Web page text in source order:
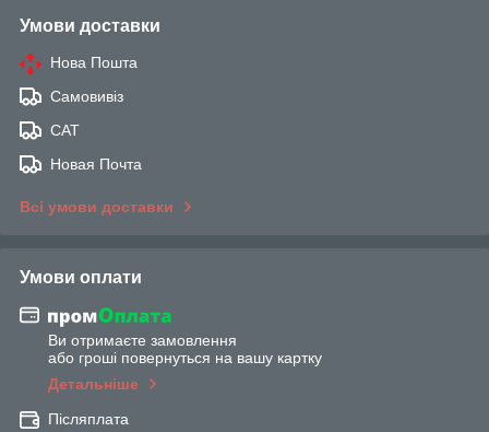
Умови доставки
Нова Пошта
Самовивіз
САТ
Новая Почта
Всі умови доставки
Умови оплати
Ви отримаєте замовлення
або гроші повернуться на вашу картку
Детальніше
Післяплата